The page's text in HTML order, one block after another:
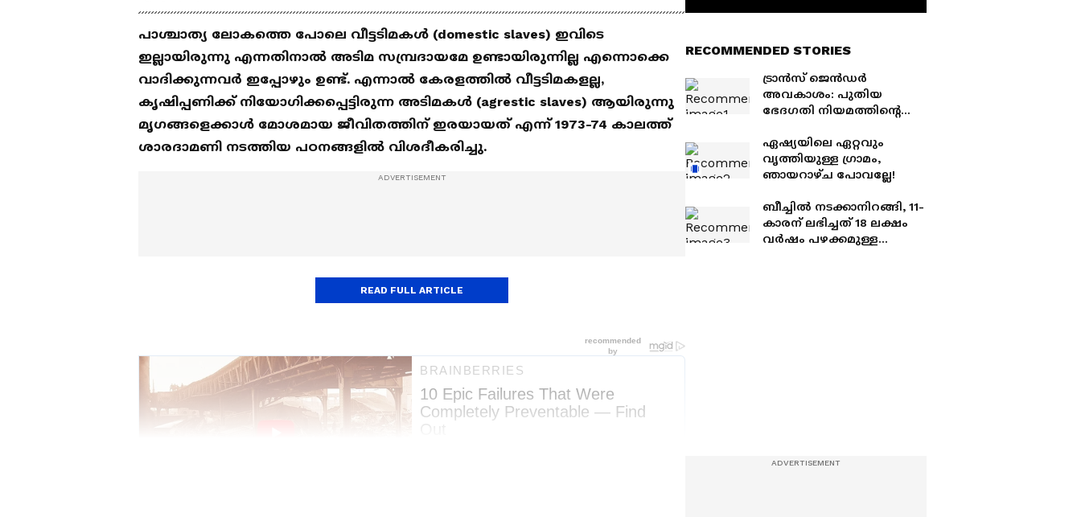
പാശ്ചാത്യ ലോകത്തെ പോലെ വീട്ടടിമകള്‍ (domestic slaves) ഇവിടെ
ഇല്ലായിരുന്നു എന്നതിനാല്‍ അടിമ സമ്പ്രദായമേ ഉണ്ടായിരുന്നില്ല എന്നൊക്കെ
വാദിക്കുന്നവര്‍ ഇപ്പോഴും ഉണ്ട്. എന്നാല്‍ കേരളത്തില്‍ വീട്ടടിമകളല്ല,
കൃഷിപ്പണിക്ക് നിയോഗിക്കപ്പെട്ടിരുന്ന അടിമകള്‍ (agrestic slaves) ആയിരുന്നു
മൃഗങ്ങളെക്കാള്‍ മോശമായ ജീവിതത്തിന് ഇരയായത് എന്ന് 1973-74 കാലത്ത്
ശാരദാമണി നടത്തിയ പഠനങ്ങളില്‍ വിശദീകരിച്ചു.
READ FULL ARTICLE
RECOMMENDED STORIES
ട്രാന്‍സ് ജെന്‍ഡര്‍
അവകാശം: പുതിയ
ഭേദഗതി നിയമത്തിന്റെ
ചെയ്യേണ്ടത് എന്തൊക്കെ?
ഏഷ്യയിലെ ഏറ്റവും
വൃത്തിയുള്ള ​ഗ്രാമം,
ഞായറാഴ്ച പോവല്ലേ!
ബീച്ചിൽ നടക്കാനിറങ്ങി, 11-
കാരന് ലഭിച്ചത് 18 ലക്ഷം
വർഷം പഴക്കമുള്ള